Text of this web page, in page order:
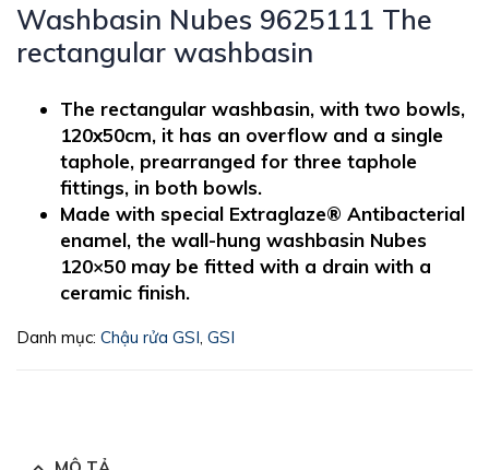
Washbasin Nubes 9625111 The
rectangular washbasin
The rectangular washbasin, with two bowls,
120x50cm, it has an overflow and a single
taphole, prearranged for three taphole
fittings, in both bowls.
Made with special Extraglaze® Antibacterial
enamel, the wall-hung washbasin Nubes
120×50 may be fitted with a drain with a
ceramic finish.
Danh mục: Chậu rửa GSI GSI